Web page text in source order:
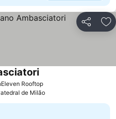
Partilhar
Rooftop
de Milão